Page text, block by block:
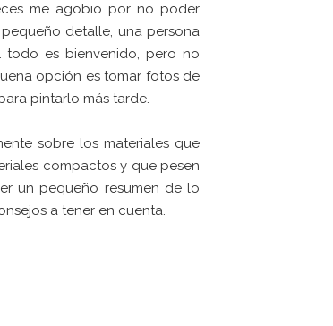
me agobio por no poder
detalle, una persona
todo es bienvenido, pero no
opción es tomar fotos de
pintarlo más tarde.
sobre los materiales que
compactos y que pesen
un pequeño resumen de lo
a tener en cuenta.